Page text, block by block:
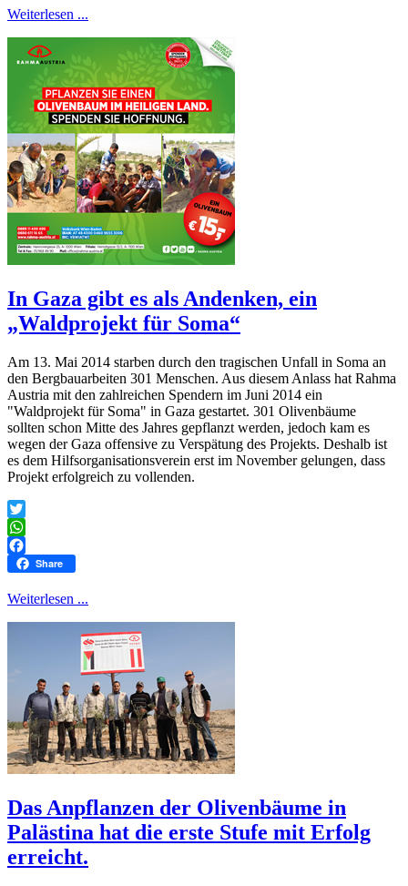
Weiterlesen ...
In Gaza gibt es als Andenken, ein
„Waldprojekt für Soma“
Am 13. Mai 2014 starben durch den tragischen Unfall in Soma an
den Bergbauarbeiten 301 Menschen. Aus diesem Anlass hat Rahma
Austria mit den zahlreichen Spendern im Juni 2014 ein
"Waldprojekt für Soma" in Gaza gestartet. 301 Olivenbäume
sollten schon Mitte des Jahres gepflanzt werden, jedoch kam es
wegen der Gaza offensive zu Verspätung des Projekts. Deshalb ist
es dem Hilfsorganisationsverein erst im November gelungen, dass
Projekt erfolgreich zu vollenden.
Twitter
WhatsApp
Facebook
Share
Weiterlesen ...
Das Anpflanzen der Olivenbäume in
Palästina hat die erste Stufe mit Erfolg
erreicht.